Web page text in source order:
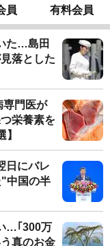
員 有料会員
た…島田
落とした
専門医が
栄養素を
日にバレ
中国の半
…｢300万
真のお金